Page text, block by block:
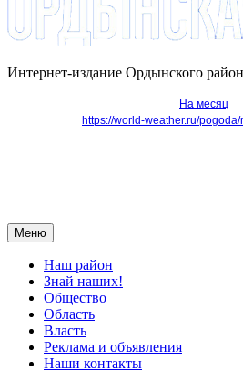
Интернет-издание Ордынского
На месяц
https://world-weather.ru/
Меню
Наш район
Знай наших!
Общество
Область
Власть
Реклама и объявления
Наши контакты